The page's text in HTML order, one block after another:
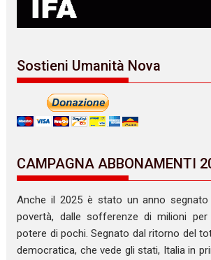
Sostieni Umanità Nova
CAMPAGNA ABBONAMENTI
Anche il 2025 è stato un anno segnato
povertà, dalle sofferenze di milioni
potere di pochi. Segnato dal ritorno del
democratica, che vede gli stati, Italia in